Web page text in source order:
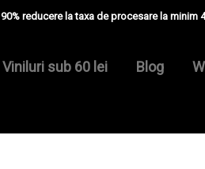
90% reducere la taxa de procesare la minim
Viniluri sub 60 lei Blog